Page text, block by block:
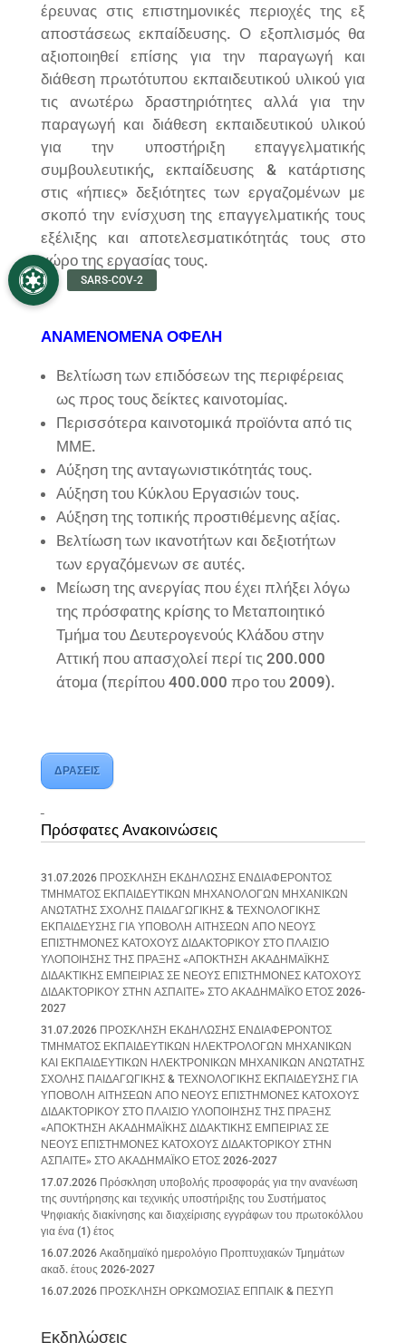
έρευνας στις επιστημονικές περιοχές της εξ
αποστάσεως εκπαίδευσης. Ο εξοπλισμός θα
αξιοποιηθεί επίσης για την παραγωγή και
διάθεση πρωτότυπου εκπαιδευτικού υλικού για
τις ανωτέρω δραστηριότητες αλλά για την
παραγωγή και διάθεση εκπαιδευτικού υλικού
για την υποστήριξη επαγγελματικής
συμβουλευτικής, εκπαίδευσης & κατάρτισης
στις «ήπιες» δεξιότητες των εργαζομένων με
σκοπό την ενίσχυση της επαγγελματικής τους
εξέλιξης και αποτελεσματικότητάς τους στο
χώρο της εργασίας τους.
ΑΝΑΜΕΝΟΜΕΝΑ ΟΦΕΛΗ
Βελτίωση των επιδόσεων της περιφέρειας
ως προς τους δείκτες καινοτομίας.
Περισσότερα καινοτομικά προϊόντα από τις
ΜΜΕ.
Αύξηση της ανταγωνιστικότητάς τους.
Αύξηση του Κύκλου Εργασιών τους.
Αύξηση της τοπικής προστιθέμενης αξίας.
Βελτίωση των ικανοτήτων και δεξιοτήτων
των εργαζόμενων σε αυτές.
Μείωση της ανεργίας που έχει πλήξει λόγω
της πρόσφατης κρίσης το Μεταποιητικό
Τμήμα του Δευτερογενούς Κλάδου στην
Αττική που απασχολεί περί τις 200.000
άτομα (περίπου 400.000 προ του 2009).
ΔΡΑΣΕΙΣ
Πρόσφατες Ανακοινώσεις
31.07.2026 ΠΡΟΣΚΛΗΣΗ ΕΚΔΗΛΩΣΗΣ ΕΝΔΙΑΦΕΡΟΝΤΟΣ
ΤΜΗΜΑΤΟΣ ΕΚΠΑΙΔΕΥΤΙΚΩΝ ΜΗΧΑΝΟΛΟΓΩΝ ΜΗΧΑΝΙΚΩΝ
ΑΝΩΤΑΤΗΣ ΣΧΟΛΗΣ ΠΑΙΔΑΓΩΓΙΚΗΣ & ΤΕΧΝΟΛΟΓΙΚΗΣ
ΕΚΠΑΙΔΕΥΣΗΣ ΓΙΑ ΥΠΟΒΟΛΗ ΑΙΤΗΣΕΩΝ ΑΠΟ ΝΕΟΥΣ
ΕΠΙΣΤΗΜΟΝΕΣ ΚΑΤΟΧΟΥΣ ΔΙΔΑΚΤΟΡΙΚΟΥ ΣΤΟ ΠΛΑΙΣΙΟ
ΥΛΟΠΟΙΗΣΗΣ ΤΗΣ ΠΡΑΞΗΣ «ΑΠΟΚΤΗΣΗ ΑΚΑΔΗΜΑΪΚΗΣ
ΔΙΔΑΚΤΙΚΗΣ ΕΜΠΕΙΡΙΑΣ ΣΕ ΝΕΟΥΣ ΕΠΙΣΤΗΜΟΝΕΣ ΚΑΤΟΧΟΥΣ
ΔΙΔΑΚΤΟΡΙΚΟΥ ΣΤΗΝ ΑΣΠΑΙΤΕ» ΣΤΟ ΑΚΑΔΗΜΑΪΚΟ ΕΤΟΣ 2026-
2027
31.07.2026 ΠΡΟΣΚΛΗΣΗ ΕΚΔΗΛΩΣΗΣ ΕΝΔΙΑΦΕΡΟΝΤΟΣ
ΤΜΗΜΑΤΟΣ ΕΚΠΑΙΔΕΥΤΙΚΩΝ ΗΛΕΚΤΡΟΛΟΓΩΝ ΜΗΧΑΝΙΚΩΝ
ΚΑΙ ΕΚΠΑΙΔΕΥΤΙΚΩΝ ΗΛΕΚΤΡΟΝΙΚΩΝ ΜΗΧΑΝΙΚΩΝ ΑΝΩΤΑΤΗΣ
ΣΧΟΛΗΣ ΠΑΙΔΑΓΩΓΙΚΗΣ & ΤΕΧΝΟΛΟΓΙΚΗΣ ΕΚΠΑΙΔΕΥΣΗΣ ΓΙΑ
ΥΠΟΒΟΛΗ ΑΙΤΗΣΕΩΝ ΑΠΟ ΝΕΟΥΣ ΕΠΙΣΤΗΜΟΝΕΣ ΚΑΤΟΧΟΥΣ
ΔΙΔΑΚΤΟΡΙΚΟΥ ΣΤΟ ΠΛΑΙΣΙΟ ΥΛΟΠΟΙΗΣΗΣ ΤΗΣ ΠΡΑΞΗΣ
«ΑΠΟΚΤΗΣΗ ΑΚΑΔΗΜΑΪΚΗΣ ΔΙΔΑΚΤΙΚΗΣ ΕΜΠΕΙΡΙΑΣ ΣΕ
ΝΕΟΥΣ ΕΠΙΣΤΗΜΟΝΕΣ ΚΑΤΟΧΟΥΣ ΔΙΔΑΚΤΟΡΙΚΟΥ ΣΤΗΝ
ΑΣΠΑΙΤΕ» ΣΤΟ ΑΚΑΔΗΜΑΪΚΟ ΕΤΟΣ 2026-2027
17.07.2026 Πρόσκληση υποβολής προσφοράς για την ανανέωση
της συντήρησης και τεχνικής υποστήριξης του Συστήματος
Ψηφιακής διακίνησης και διαχείρισης εγγράφων του πρωτοκόλλου
για ένα (1) έτος
16.07.2026 Ακαδημαϊκό ημερολόγιο Προπτυχιακών Τμημάτων
ακαδ. έτους 2026-2027
16.07.2026 ΠΡΟΣΚΛΗΣΗ ΟΡΚΩΜΟΣΙΑΣ ΕΠΠΑΙΚ & ΠΕΣΥΠ
Εκδηλώσεις